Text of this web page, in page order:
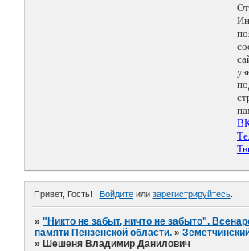
Привет, Гость! Войдитеили зарегистрируйтесь.
»"Никто не забыт, ничто не забыто".
памяти Пензенской области. »
» Шешеня Владимир Данилович